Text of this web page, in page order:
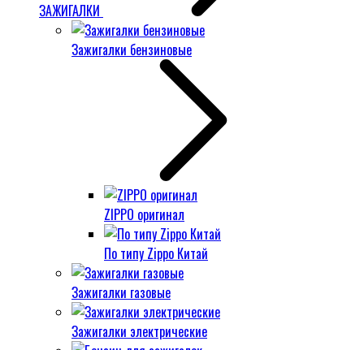
ЗАЖИГАЛКИ
Зажигалки бензиновые
ZIPPO оригинал
По типу Zippo Китай
Зажигалки газовые
Зажигалки электрические